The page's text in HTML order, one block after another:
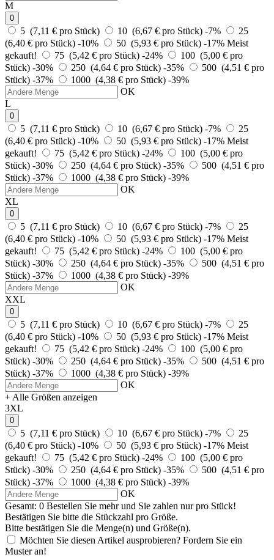
M
0
5 (7,11 € pro Stück) 10 (6,67 € pro Stück) -7%
25
(6,40 € pro Stück) -10% 50 (5,93 € pro Stück) -17% Meist
gekauft!
75 (5,42 € pro Stück) -24%
100 (5,00 € pro
Stück) -30% 250 (4,64 € pro Stück) -35%
500 (4,51 € pro
Stück) -37% 1000 (4,38 € pro Stück) -39%
OK
L
0
5 (7,11 € pro Stück) 10 (6,67 € pro Stück) -7%
25
(6,40 € pro Stück) -10% 50 (5,93 € pro Stück) -17% Meist
gekauft!
75 (5,42 € pro Stück) -24%
100 (5,00 € pro
Stück) -30% 250 (4,64 € pro Stück) -35%
500 (4,51 € pro
Stück) -37% 1000 (4,38 € pro Stück) -39%
OK
XL
0
5 (7,11 € pro Stück) 10 (6,67 € pro Stück) -7%
25
(6,40 € pro Stück) -10% 50 (5,93 € pro Stück) -17% Meist
gekauft!
75 (5,42 € pro Stück) -24%
100 (5,00 € pro
Stück) -30% 250 (4,64 € pro Stück) -35%
500 (4,51 € pro
Stück) -37% 1000 (4,38 € pro Stück) -39%
OK
XXL
0
5 (7,11 € pro Stück) 10 (6,67 € pro Stück) -7%
25
(6,40 € pro Stück) -10% 50 (5,93 € pro Stück) -17% Meist
gekauft!
75 (5,42 € pro Stück) -24%
100 (5,00 € pro
Stück) -30% 250 (4,64 € pro Stück) -35%
500 (4,51 € pro
Stück) -37% 1000 (4,38 € pro Stück) -39%
OK
+ Alle Größen anzeigen
3XL
0
5 (7,11 € pro Stück) 10 (6,67 € pro Stück) -7%
25
(6,40 € pro Stück) -10% 50 (5,93 € pro Stück) -17% Meist
gekauft!
75 (5,42 € pro Stück) -24%
100 (5,00 € pro
Stück) -30% 250 (4,64 € pro Stück) -35%
500 (4,51 € pro
Stück) -37% 1000 (4,38 € pro Stück) -39%
OK
Gesamt: 0 Bestellen Sie mehr und Sie zahlen nurpro Stück!
Bestätigen Sie bitte die Stückzahl pro Größe.
Bitte bestätigen Sie die Menge(n) und Größe(n).
Möchten Sie diesen Artikel ausprobieren? Fordern Sie ein
Muster an!